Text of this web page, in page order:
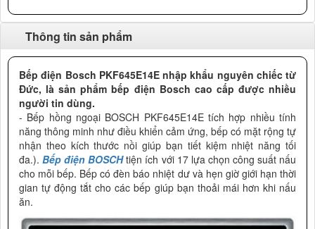
Thông tin sản phẩm
Bếp điện Bosch PKF645E14E nhập khẩu nguyên chiếc từ
Đức, là sản phẩm bếp điện Bosch cao cấp được nhiều
người tin dùng.
- Bếp hồng ngoại BOSCH PKF645E14E tích hợp nhiều tính
năng thông minh như điều khiển cảm ứng, bếp có mặt rộng tự
nhận theo kích thước nồi giúp bạn tiết kiệm nhiệt năng tối
đa.).Bếp điện BOSCHtiện ích với 17 lựa chọn công suất nấu
cho mỗi bếp. Bếp có đèn báo nhiệt dư và hẹn giờ giới hạn thời
gian tự động tắt cho các bếp giúp bạn thoải mái hơn khi nấu
ăn.